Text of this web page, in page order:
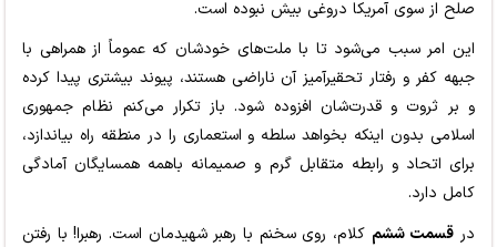
صلح از سوی آمریکا دروغی بیش نبوده است.
این امر سبب می‌شود تا با ملت‌های خودشان که عموماً از همراهی با
جبهه کفر و رفتار تحقیرآمیز آن ناراضی هستند، پیوند بیشتری پیدا کرده
و بر ثروت و قدرت‌شان افزوده شود. باز تکرار می‌کنم نظام جمهوری
اسلامی بدون اینکه بخواهد سلطه و استعماری را در منطقه راه بیاندازد،
برای اتحاد و رابطه متقابل گرم و صمیمانه باهمه همسایگان آمادگی
کامل دارد.
در قسمت ششم کلام، ‌روی سخنم با رهبر شهیدمان است. رهبرا! با رفتن